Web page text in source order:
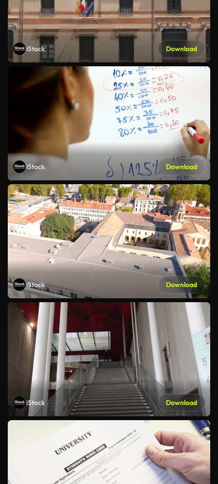
iStock Download
iStock Download
iStock Download
iStock Download